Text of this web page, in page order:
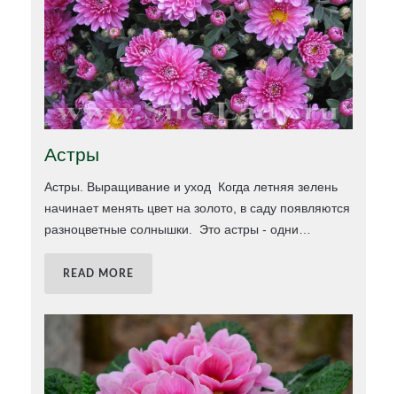
Астры
Астры. Выращивание и уход Когда летняя зелень
начинает менять цвет на золото, в саду появляются
разноцветные солнышки. Это астры - одни…
READ MORE